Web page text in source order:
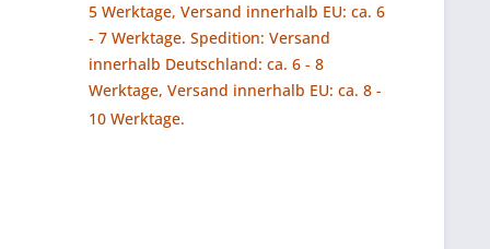
5 Werktage, Versand innerhalb EU: ca. 6
- 7 Werktage. Spedition: Versand
innerhalb Deutschland: ca. 6 - 8
Werktage, Versand innerhalb EU: ca. 8 -
10 Werktage.